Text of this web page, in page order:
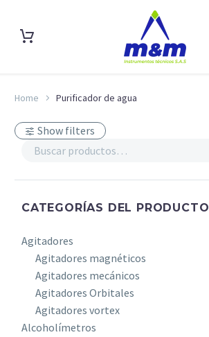
Home Purificador de agua
Show filters
CATEGORÍAS DEL PRODUCTO
Agitadores
Agitadores magnéticos
Agitadores mecánicos
Agitadores Orbitales
Agitadores vortex
Alcoholímetros